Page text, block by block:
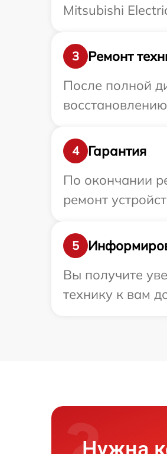
Mitsubishi
3
Ремонт
После полной
4
Гарантия
По окончании
ремонт
5
Вы получите
технику к вам